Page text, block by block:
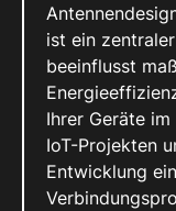
ist ein
beeinflusst
Ihrer Geräte
IoT-Projekten
Entwicklung